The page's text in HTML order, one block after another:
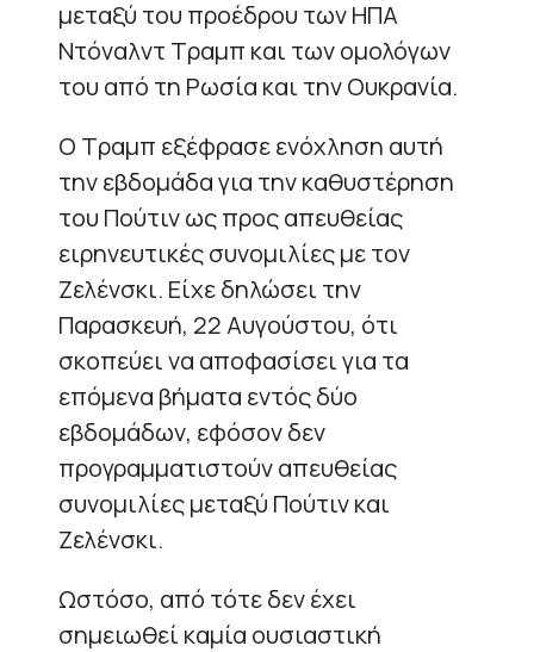
μεταξύ του προέδρου των ΗΠΑ
Ντόναλντ Τραμπ και των ομολόγων
του από τη Ρωσία και την Ουκρανία.
Ο Τραμπ εξέφρασε ενόχληση αυτή
την εβδομάδα για την καθυστέρηση
του Πούτιν ως προς απευθείας
ειρηνευτικές συνομιλίες με τον
Ζελένσκι. Είχε δηλώσει την
Παρασκευή, 22 Αυγούστου, ότι
σκοπεύει να αποφασίσει για τα
επόμενα βήματα εντός δύο
εβδομάδων, εφόσον δεν
προγραμματιστούν απευθείας
συνομιλίες μεταξύ Πούτιν και
Ζελένσκι.
Ωστόσο, από τότε δεν έχει
σημειωθεί καμία ουσιαστική